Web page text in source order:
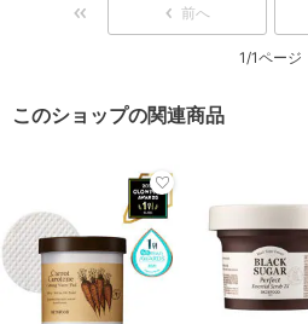
前へ
1/1ページ
このショップの関連商品